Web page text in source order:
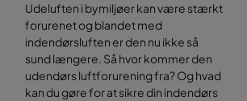
Udeluften i bymiljøer kan være stærkt
forurenet og blandet med
indendørsluften er den nu ikke så
sund længere. Så hvor kommer den
udendørs luftforurening fra? Og hvad
kan du gøre for at sikre din indendørs